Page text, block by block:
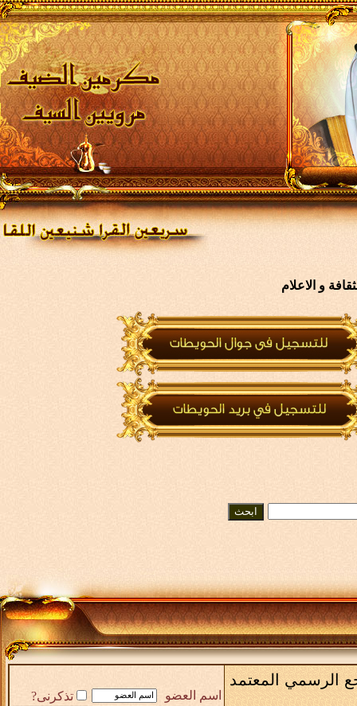
و الاعلام
الرسمي المعتمد
اسم العضو
تذكرنى?